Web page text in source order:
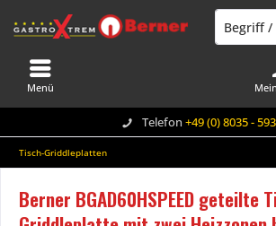
Telefon +49 (0) 8035 -
Menü
Tisch-Griddleplatten
Berner BGAD60HSPEED geteilte